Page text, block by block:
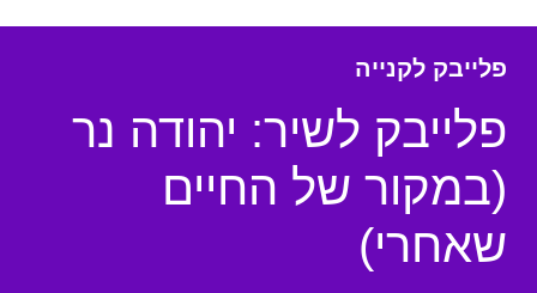
פלייבק לקנייה
פלייבק לשיר: יהודה נר
(במקור של החיים
שאחרי)